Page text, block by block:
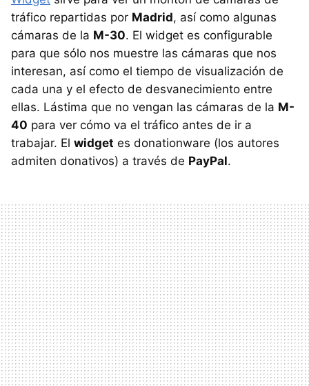
tráfico repartidas por Madrid, así como algunas
cámaras de la M-30. El widget es configurable
para que sólo nos muestre las cámaras que nos
interesan, así como el tiempo de visualización de
cada una y el efecto de desvanecimiento entre
ellas. Lástima que no vengan las cámaras de la M-
40 para ver cómo va el tráfico antes de ir a
trabajar. El widget es donationware (los autores
admiten donativos) a través de PayPal.